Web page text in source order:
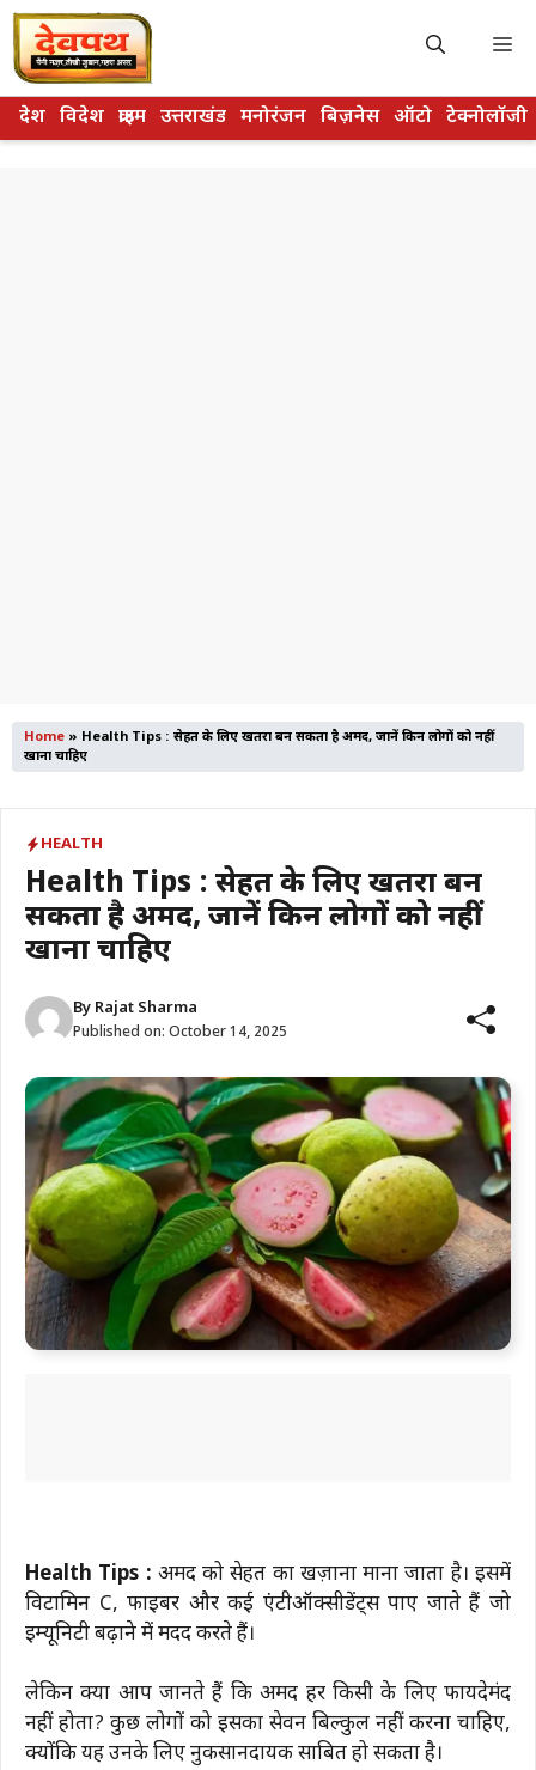
Skip
to
content
देश विदेश क्राइम उत्तराखंड मनोरंजन बिज़नेस ऑटो टेक्नोलॉजी
Home » Health Tips : सेहत के लिए खतरा बन सकता है अमरूद, जानें किन लोगों को नहीं
खाना चाहिए
HEALTH
Health Tips : सेहत के लिए खतरा बन
सकता है अमरूद, जानें किन लोगों को नहीं
खाना चाहिए
By Rajat Sharma
Published on: October 14, 2025
Health Tips : अमरूद को सेहत का खज़ाना माना जाता है। इसमें
विटामिन C, फाइबर और कई एंटीऑक्सीडेंट्स पाए जाते हैं जो
इम्यूनिटी बढ़ाने में मदद करते हैं।
लेकिन क्या आप जानते हैं कि अमरूद हर किसी के लिए फायदेमंद
नहीं होता? कुछ लोगों को इसका सेवन बिल्कुल नहीं करना चाहिए,
क्योंकि यह उनके लिए नुकसानदायक साबित हो सकता है।